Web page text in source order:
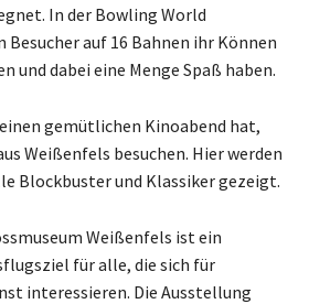
In der Bowling World
auf 16 Bahnen ihr Können
und dabei eine Menge Spaß haben.
gemütlichen Kinoabend hat,
Weißenfels besuchen. Hier werden
Blockbuster und Klassiker gezeigt.
Weißenfels ist ein
für alle, die sich für
interessieren. Die Ausstellung